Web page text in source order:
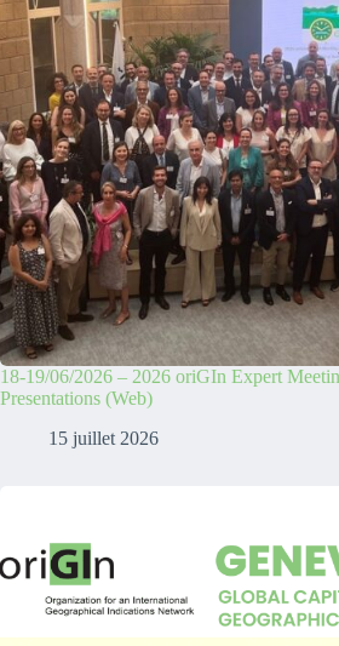
18-19/06/2026 – 2026 oriGIn Expert
Presentations (Web)
15 juillet 2026